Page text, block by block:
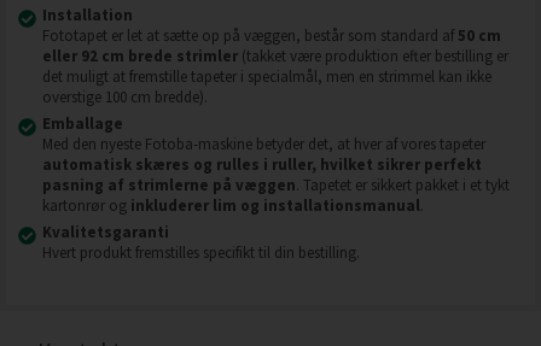
Installation
Fototapet er let at sætte op på væggen, består som standard af 50 cm
eller 92 cm brede strimler (takket være produktion efter bestilling er
det muligt at fremstille tapeter i specialmål, men en strimmel kan ikke
overstige 100 cm bredde).
Emballage
Med den nyeste Fotoba-maskine betyder det, at hver af vores tapeter
automatisk skæres og rulles i ruller, hvilket sikrer perfekt
pasning af strimlerne på væggen. Tapetet er sikkert pakket i et tykt
kartonrør og inkluderer lim og installationsmanual.
Kvalitetsgaranti
Hvert produkt fremstilles specifikt til din bestilling.